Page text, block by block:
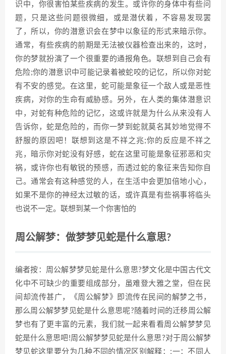
识中，你很害怕某些疾病的发生。或许你的身体中有些问
题，只是这些问题很微细，或是潜伏着，不容易发现罢
了，所以，你的潜意识会在梦中以象征的形式来暗示你。
通常，有些疾病的前期是无法被仪器检查出来的，这时，
你的梦就扮演了一个很重要的通报角色。联想到自己会有
危险;你的潜意识中可能记录着被蛇咬的记忆，所以你对蛇
有不安的感觉。在这里，蛇可能是象征一个敌人或是恶性
疾病，对你的生命有威胁感。另外，在人类的集体潜意识
中，对蛇有种危险的记忆，这或许就是为什么从来没有人
告诉你，蛇是危险的，而你一梦到蛇就莫名其妙地觉得不
舒服的原因吧！联想到这是不祥之兆;你的反应是不祥之
兆，暗示你对蛇没有好感，蛇在这里可能是象征邪恶和灾
祸，或许你也有敏锐的预感，而透过蛇的象征来告知你自
己。通常会有这种感觉的人，在生活中会更加倍地小心，
如果不是你的神经太过敏的话，或许真是有些祸事将临头
也说不一定。联想到某一个你害怕的
周公解梦：做梦梦见蛇是什么意思?
编者按：周公解梦梦见蛇是什么意思?梦文化是中国古代文
化中不可缺少的重要组成部分，虽难登大雅之堂，但在民
间却流传甚广，《周公解梦》即流传在民间的解梦之书，
那么周公解梦梦见蛇是什么意思呢?随着时间的迁移周公解
梦也有了更丰富的元素，我们就一起来看看周公解梦梦见
蛇是什么意思吧!周公解梦梦见蛇是什么意思?对于周公解梦
梦见蛇这里要分为几种不同的情况区别解释：;一：不同人